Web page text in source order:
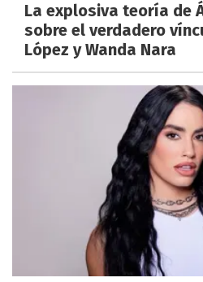
La explosiva teoría de
sobre el verdadero
López y Wanda Nara